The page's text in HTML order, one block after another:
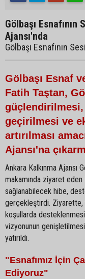
Gölbaşı Esnafının
Ajansı'nda
Gölbaşı Esnafının
Gölbaşı Esnaf
Fatih Taştan,
geçirilmesi ve
artırılması
Ajansı'na
Ankara Kalkınma Ajansı
makamında ziyaret eden
sağlanabilecek hibe,
gerçekleştirdi. Ziyarette,
koşullarda
vizyonunun
yatırıldı.
"Esnafımız İçin
Ediyoruz"